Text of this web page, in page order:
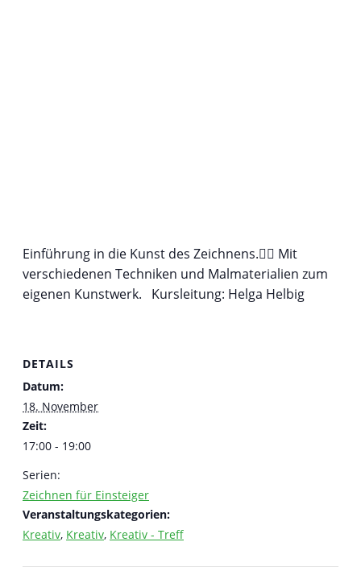
Einführung in die Kunst des Zeichnens.✍🏻 Mit
verschiedenen Techniken und Malmaterialien zum
eigenen Kunstwerk. Kursleitung: Helga Helbig
DETAILS
Datum:
18. November
Zeit:
17:00 - 19:00
Serien:
Zeichnen für Einsteiger
Veranstaltungskategorien:
Kreativ, Kreativ, Kreativ - Treff